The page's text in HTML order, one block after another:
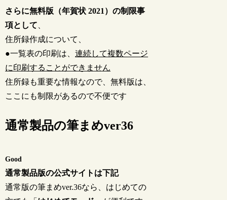
さらに無料版（年賀状 2021）の制限事
項として
住所録作成について、
●一覧表の印刷は、連続して複数ページ
に印刷することができません
住所録も重要な情報なので、無料版は、
ここにも制限があるので不便です
通常製品の筆まめver36
Good
通常製品版の公式サイトは下記
通常版の筆まめver.36なら、はじめての